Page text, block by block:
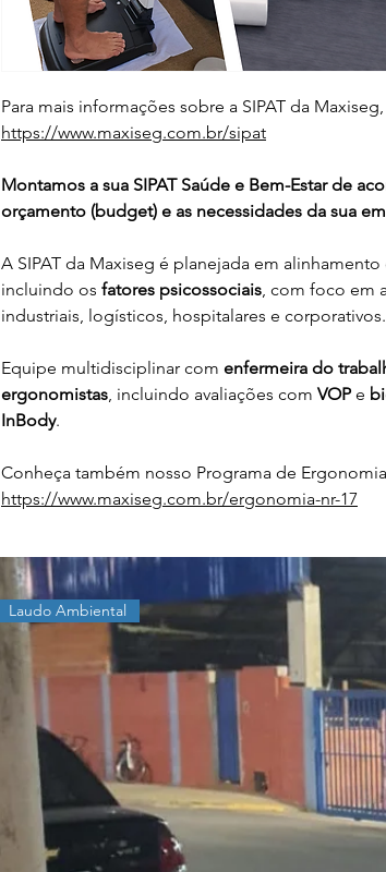
Para mais informações sobre a SIPAT da
https://www.maxiseg.com.br/sipat
Montamos a sua SIPAT Saúde e Bem-Estar de
orçamento (budget) e as necessidades da sua
A SIPAT da Maxiseg é planejada em alinhamento
incluindo os fatores psicossociais, com foco em
industriais, logísticos, hospitalares e corporativos.
Equipe multidisciplinar com enfermeira do
ergonomistas, incluindo avaliações com VOP e
InBody.
Conheça também nosso Programa de Ergonomia
https://www.maxiseg.com.br/ergonomia-nr-17
Laudo Ambiental